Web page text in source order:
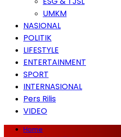
UMKM
NASIONAL
POLITIK
LIFESTYLE
ENTERTAINMENT
SPORT
INTERNASIONAL
Pers Rilis
VIDEO
Home